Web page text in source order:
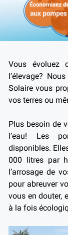
Vous évoluez
l’élevage?
Solaire vous
vos terres ou
Plus besoin de
l’eau! Les
disponibles.
000 litres par
l’arrosage de
pour abreuver
vous en douter,
à la fois